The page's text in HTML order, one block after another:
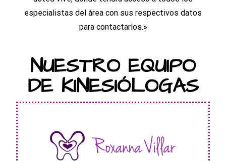
especialistas del área con sus respectivos datos
para contactarlos.»
NUESTRO EQUIPO
DE KINESIÓLOGAS